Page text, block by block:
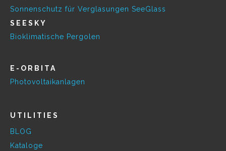
Sonnenschutz für Verglasungen SeeGlass
SEESKY
Bioklimatische Pergolen
E-ORBITA
Photovoltaikanlagen
UTILITIES
BLOG
Kataloge